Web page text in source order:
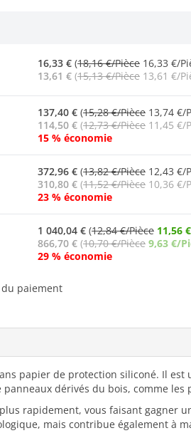
16,33 € (18,16 €/Pièce 16,33 €/
13,61 € (15,13 €/Pièce 13,61 €/
137,40 € (15,28 €/Pièce 13,74 €/
114,50 € (12,73 €/Pièce 11,45 €/
15 % économie
372,96 € (13,82 €/Pièce 12,43 €/
310,80 € (11,52 €/Pièce 10,36 €/
23 % économie
1 040,04 € (12,84 €/Pièce 11,56
866,70 € (10,70 €/Pièce 9,63 €/
29 % économie
du paiement
papier de protection siliconé. Il est
dérivés du bois, comme les
rapidement, vous faisant gagner
mais contribue également à